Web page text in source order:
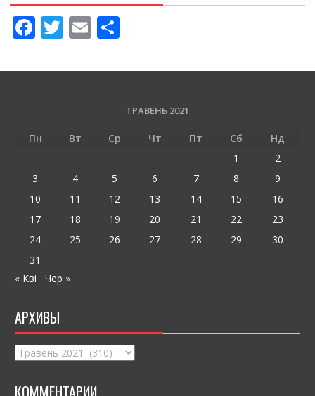
F
e
o
T
itt
E
ai
П
ді
и
т
ТРАВЕНЬ 2021
Пн Вт Ср Чт Пт Сб
Нд
1
2
3
4 5 6 7 8
9
10
11 12 13 14 15
16
17
18 19 20 21 22
23
24
25 26 27 28 29
30
31
« Кві
Чер »
АРХИВЫ
Архивы
КОММЕНТАРИИ